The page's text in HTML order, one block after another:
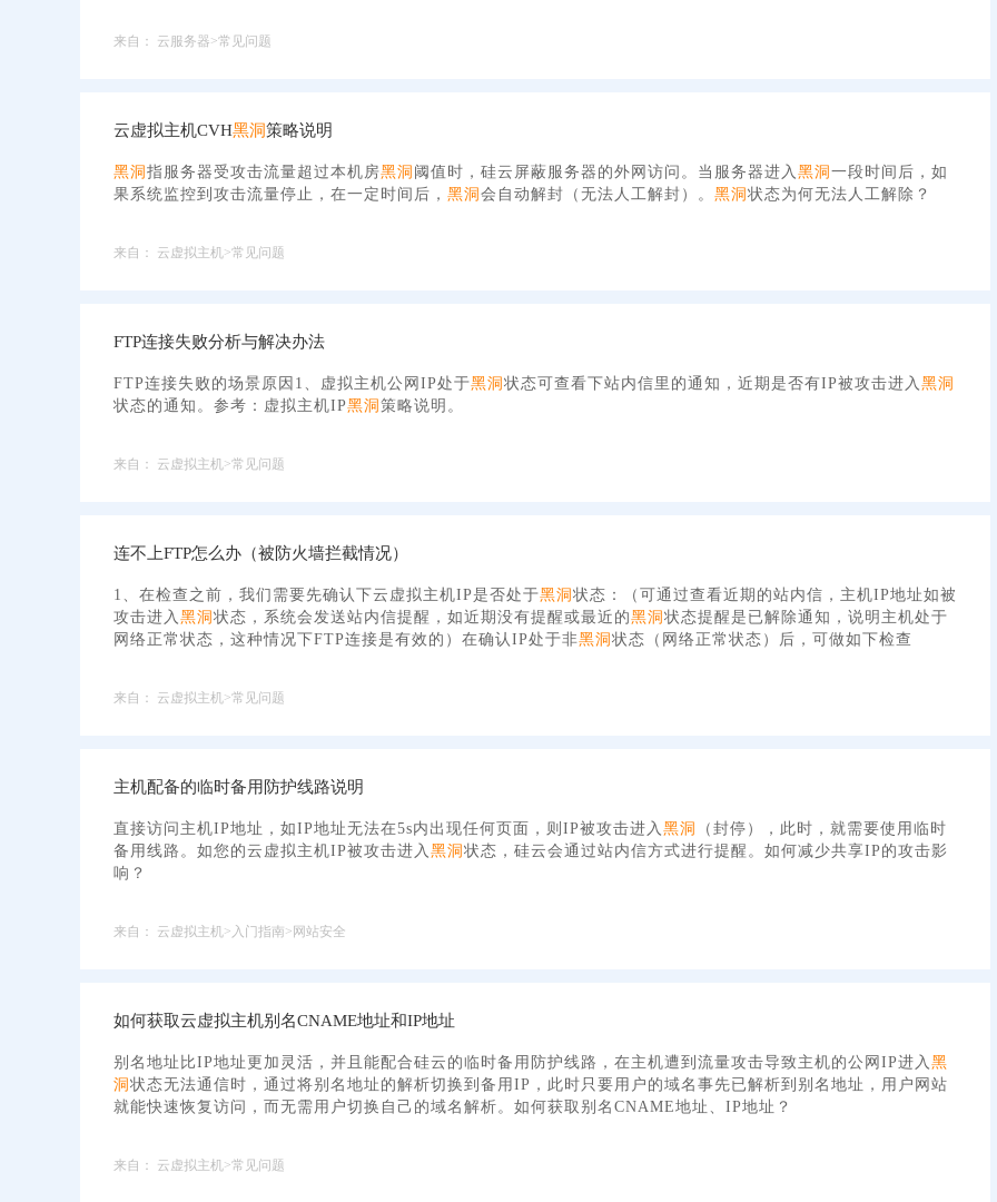
来自： 云服务器>常见问题
云虚拟主机CVH黑洞策略说明
黑洞 指服务器受攻击流量超过本机房黑洞 阈值时，硅云屏蔽服务器的外网访问。当服务器进入 黑洞 一段时间后，如
果系统监控到攻击流量停止，在一定时间后， 黑洞 会自动解封（无法人工解封）。 黑洞 状态为何无法人工解除？
来自： 云虚拟主机>常见问题
FTP连接失败分析与解决办法
FTP连接失败的场景原因1、虚拟主机公网IP处于黑洞 状态可查看下站内信里的通知，近期是否有IP被攻击进入 黑洞
状态的通知。参考：虚拟主机IP黑洞 策略说明。
来自： 云虚拟主机>常见问题
连不上FTP怎么办（被防火墙拦截情况）
1、在检查之前，我们需要先确认下云虚拟主机IP是否处于黑洞 状态：（可通过查看近期的站内信，主机IP地址如被
攻击进入 黑洞 状态，系统会发送站内信提醒，如近期没有提醒或最近的黑洞 状态提醒是已解除通知，说明主机处于
网络正常状态，这种情况下FTP连接是有效的）在确认IP处于非黑洞 状态（网络正常状态）后，可做如下检查
来自： 云虚拟主机>常见问题
主机配备的临时备用防护线路说明
直接访问主机IP地址，如IP地址无法在5s内出现任何页面，则IP被攻击进入 黑洞
（封停），此时，就需要使用临时
备用线路。如您的云虚拟主机IP被攻击进入 黑洞 状态，硅云会通过站内信方式进行提醒。如何减少共享IP的攻击影
响？
来自： 云虚拟主机>入门指南>网站安全
如何获取云虚拟主机别名CNAME地址和IP地址
别名地址比IP地址更加灵活，并且能配合硅云的临时备用防护线路，在主机遭到流量攻击导致主机的公网IP进入 黑
洞 状态无法通信时，通过将别名地址的解析切换到备用IP，此时只要用户的域名事先已解析到别名地址，用户网站
就能快速恢复访问，而无需用户切换自己的域名解析。如何获取别名CNAME地址、IP地址？
来自： 云虚拟主机>常见问题